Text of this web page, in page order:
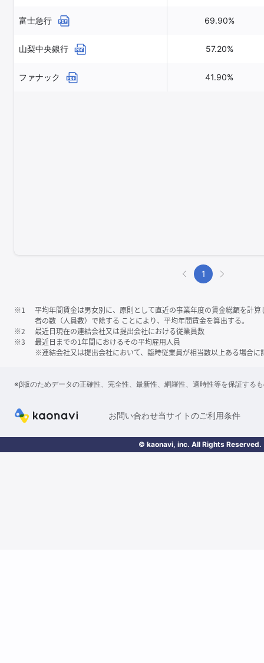
富士急行 69.90%
山梨中央銀行 57.20%
ファナック 41.90%
1
※1
平均年間賃金は男女別に、原則として直近の事業年度の賃金総額を計
者の数（人員数）で除する ことにより、平均年間賃金を算出する。
※2
最近日現在の連結会社又は提出会社における従業員数
※3
最近日までの1年間におけるその平均雇用人員
※連結会社又は提出会社において、臨時従業員が相当数以上ある場合に
※β版のためデータの正確性、完全性、最新性、網羅性、適時性等を保証する
お問い合わせ当サイトのご利用条件
© kaonavi, inc. All Rights Reserved.